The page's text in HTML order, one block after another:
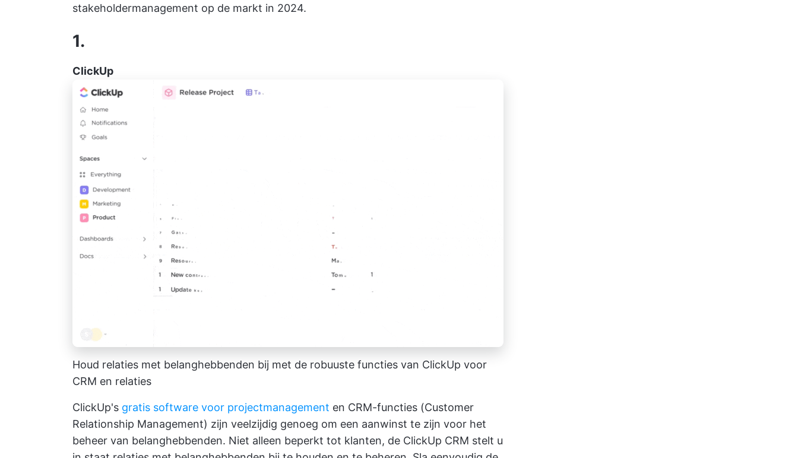
stakeholdermanagement op de markt in 2024.
1.
ClickUp
Houd relaties met belanghebbenden bij met de robuuste functies van ClickUp voor
CRM en relaties
ClickUp's gratis software voor projectmanagement en CRM-functies (Customer
Relationship Management) zijn veelzijdig genoeg om een aanwinst te zijn voor het
beheer van belanghebbenden. Niet alleen beperkt tot klanten, de ClickUp CRM stelt u